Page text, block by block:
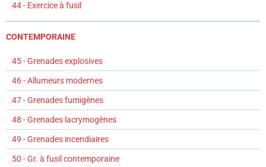
44 - Exercice à fusil
CONTEMPORAINE
45 - Grenades explosives
46 - Allumeurs modernes
47 - Grenades fumigènes
48 - Grenades lacrymogènes
49 - Grenades incendiaires
50 - Gr. à fusil contemporaine